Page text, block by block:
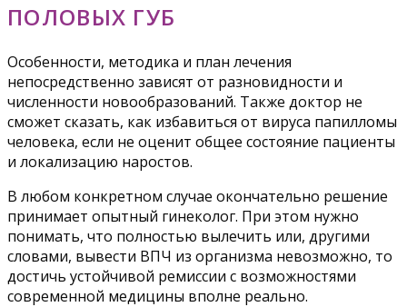
ПОЛОВЫХ ГУБ
Особенности, методика и план лечения
непосредственно зависят от разновидности и
численности новообразований. Также доктор не
сможет сказать, как избавиться от вируса папилломы
человека, если не оценит общее состояние пациенты
и локализацию наростов.
В любом конкретном случае окончательно решение
принимает опытный гинеколог. При этом нужно
понимать, что полностью вылечить или, другими
словами, вывести ВПЧ из организма невозможно, то
достичь устойчивой ремиссии с возможностями
современной медицины вполне реально.